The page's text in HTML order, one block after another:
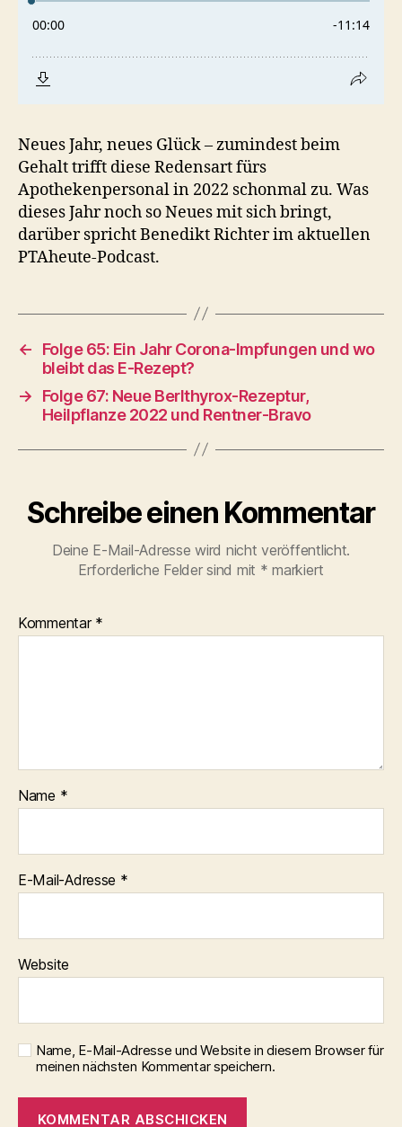
Neues Jahr, neues Glück – zumindest beim
Gehalt trifft diese Redensart fürs
Apothekenpersonal in 2022 schonmal zu. Was
dieses Jahr noch so Neues mit sich bringt,
darüber spricht Benedikt Richter im aktuellen
PTAheute-Podcast.
←
Folge 65: Ein Jahr Corona-Impfungen und wo
bleibt das E-Rezept?
→
Folge 67: Neue Berlthyrox-Rezeptur,
Heilpflanze 2022 und Rentner-Bravo
Schreibe einen Kommentar
Deine E-Mail-Adresse wird nicht veröffentlicht.
Erforderliche Felder sind mit * markiert
Kommentar *
Name *
E-Mail-Adresse *
Website
Name, E-Mail-Adresse und Website in diesem Browser für
meinen nächsten Kommentar speichern.